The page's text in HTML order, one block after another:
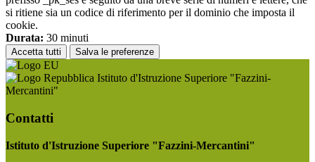
si ritiene sia un codice di riferimento per il dominio che imposta il
cookie.
Durata: 30 minuti
Accetta tutti Salva le preferenze
Istituto d'Istruzione Superiore "Fazzini-
Mercantini"
Contatti
Istituto d'Istruzione Superiore "Fazzini-Mercantini"